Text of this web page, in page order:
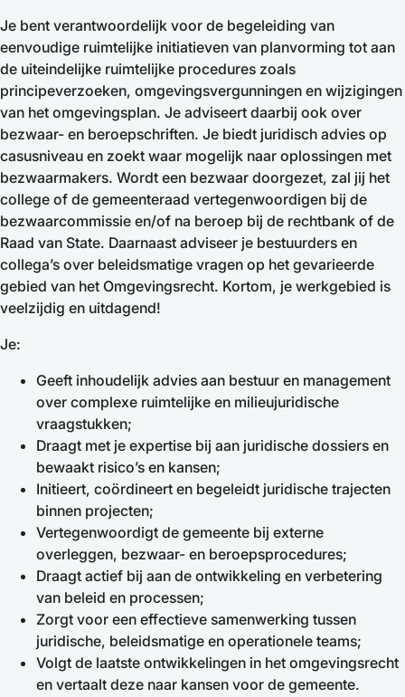
Je bent verantwoordelijk voor de begeleiding van
eenvoudige ruimtelijke initiatieven van planvorming tot aan
de uiteindelijke ruimtelijke procedures zoals
principeverzoeken, omgevingsvergunningen en wijzigingen
van het omgevingsplan. Je adviseert daarbij ook over
bezwaar- en beroepschriften. Je biedt juridisch advies op
casusniveau en zoekt waar mogelijk naar oplossingen met
bezwaarmakers. Wordt een bezwaar doorgezet, zal jij het
college of de gemeenteraad vertegenwoordigen bij de
bezwaarcommissie en/of na beroep bij de rechtbank of de
Raad van State. Daarnaast adviseer je bestuurders en
collega’s over beleidsmatige vragen op het gevarieerde
gebied van het Omgevingsrecht. Kortom, je werkgebied is
veelzijdig en uitdagend!
Je:
Geeft inhoudelijk advies aan bestuur en management
over complexe ruimtelijke en milieujuridische
vraagstukken;
Draagt met je expertise bij aan juridische dossiers en
bewaakt risico’s en kansen;
Initieert, coördineert en begeleidt juridische trajecten
binnen projecten;
Vertegenwoordigt de gemeente bij externe
overleggen, bezwaar- en beroepsprocedures;
Draagt actief bij aan de ontwikkeling en verbetering
van beleid en processen;
Zorgt voor een effectieve samenwerking tussen
juridische, beleidsmatige en operationele teams;
Volgt de laatste ontwikkelingen in het omgevingsrecht
en vertaalt deze naar kansen voor de gemeente.